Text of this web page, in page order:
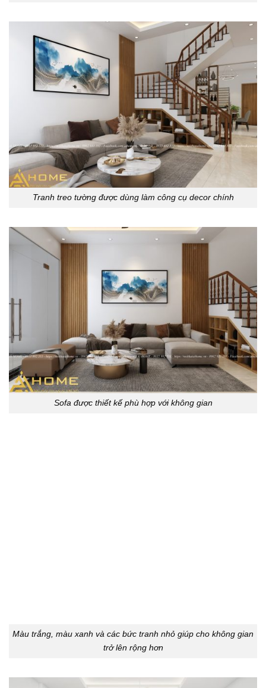
Tranh treo tường được dùng làm công cụ decor chính
Sofa được thiết kế phù hợp với không gian
Màu trắng, màu xanh và các bức tranh nhỏ giúp cho không gian
trở lên rộng hơn